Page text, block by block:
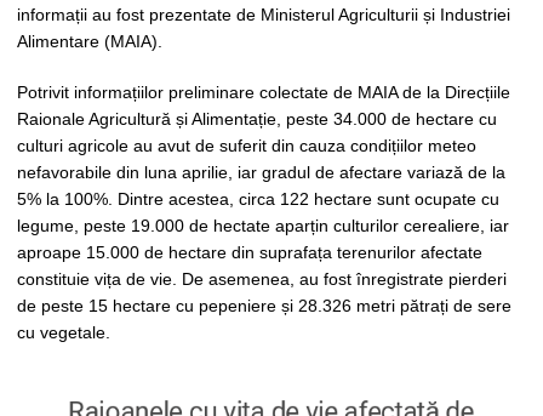
informații au fost prezentate de Ministerul Agriculturii și Industriei
Alimentare (MAIA).
Potrivit informațiilor preliminare colectate de MAIA de la Direcțiile
Raionale Agricultură și Alimentație, peste 34.000 de hectare cu
culturi agricole au avut de suferit din cauza condițiilor meteo
nefavorabile din luna aprilie, iar gradul de afectare variază de la
5% la 100%. Dintre acestea, circa 122 hectare sunt ocupate cu
legume, peste 19.000 de hectate aparțin culturilor cerealiere, iar
aproape 15.000 de hectare din suprafața terenurilor afectate
constituie vița de vie. De asemenea, au fost înregistrate pierderi
de peste 15 hectare cu pepeniere și 28.326 metri pătrați de sere
cu vegetale.